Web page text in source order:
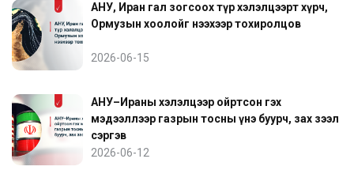
АНУ, Иран гал зогсоох түр хэлэлцээрт хүрч,
Ормузын хоолойг нээхээр тохиролцов
2026-06-15
АНУ–Ираны хэлэлцээр ойртсон гэх
мэдээллээр газрын тосны үнэ буурч, зах зээл
сэргэв
2026-06-12